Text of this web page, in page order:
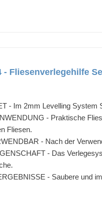
- Fliesenverlegehilfe
- Im 2mm Levelling System
- Praktische
Fliesen.
- Nach der
- Das
- Saubere und